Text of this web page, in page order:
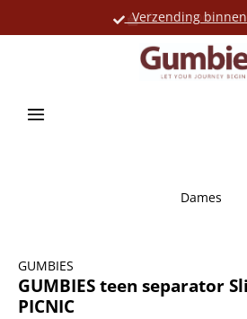
Verzending
Grote
Dames
GUMBIES
GUMBIES teen separator
PICNIC